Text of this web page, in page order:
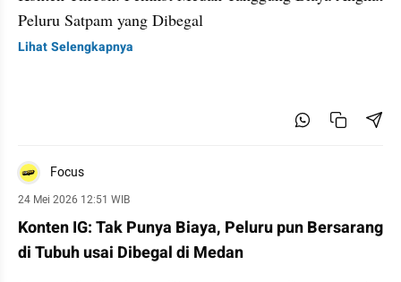
Peluru Satpam yang Dibegal
Lihat Selengkapnya
Focus
24 Mei 2026 12:51 WIB
Konten IG: Tak Punya Biaya, Peluru pun Bersarang
di Tubuh usai Dibegal di Medan